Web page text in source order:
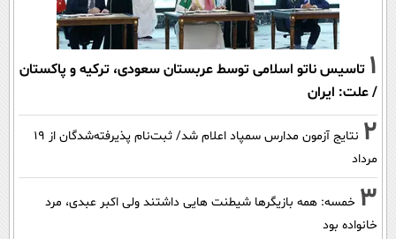
1 تاسیس ناتو اسلامی توسط عربستان سعودی، ترکیه و پاکستان
/ علت: ایران
2
نتایج آزمون مدارس سمپاد اعلام شد/ ثبت‌نام پذیرفته‌شدگان از ۱۹
مرداد
3 خمسه: همه بازیگرها شیطنت هایی داشتند ولی اکبر عبدی، مرد
خانواده بود